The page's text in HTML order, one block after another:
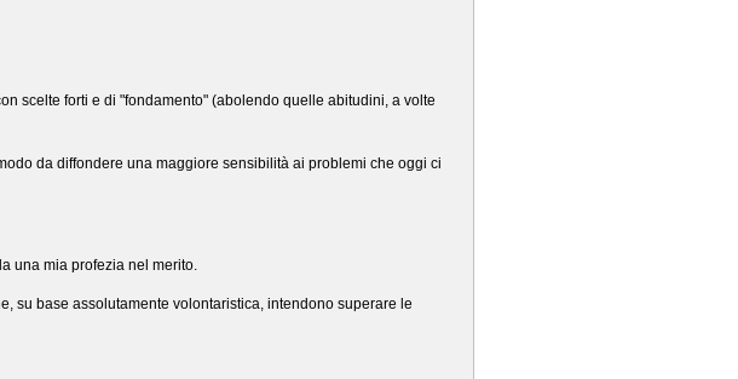
scelte forti e di "fondamento" (abolendo quelle abitudini, a volte
da diffondere una maggiore sensibilità ai problemi che oggi ci
una mia profezia nel merito.
su base assolutamente volontaristica, intendono superare le